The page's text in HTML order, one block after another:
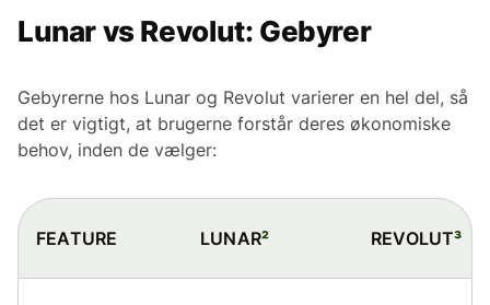
Lunar vs Revolut: Gebyrer
Gebyrerne hos Lunar og Revolut varierer en hel del, så
det er vigtigt, at brugerne forstår deres økonomiske
behov, inden de vælger:
FEATURE LUNAR² REVOLUT³